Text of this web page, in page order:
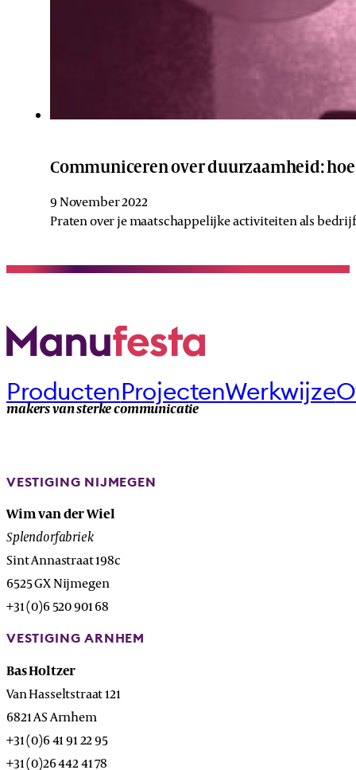
Communiceren over duurzaamheid:
9 November 2022
Praten over je maatschappelijke activiteiten als
makers van sterke communicatie
ProductenProjectenWerkwijze
VESTIGING NIJMEGEN
Wim van der Wiel
Splendorfabriek
Sint Annastraat 198c
6525 GX Nijmegen
+31 (0)6 520 901 68
VESTIGING ARNHEM
Bas Holtzer
Van Hasseltstraat 121
6821 AS Arnhem
+31 (0)6 41 91 22 95
+31 (0)26 442 41 78